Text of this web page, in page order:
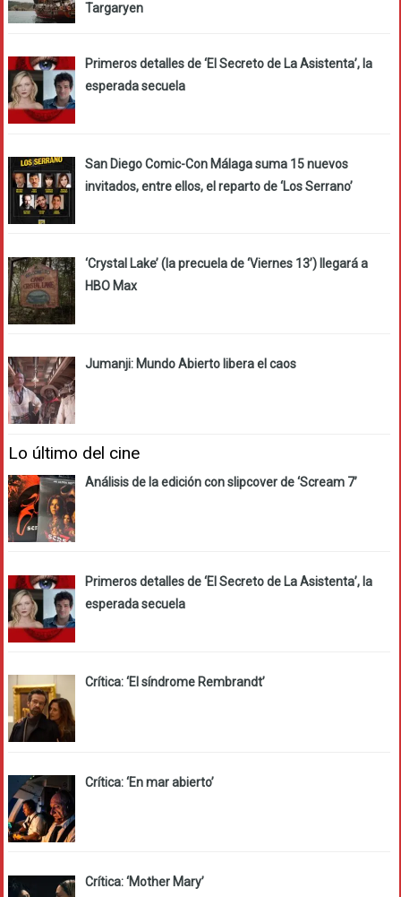
Targaryen
Primeros detalles de ‘El Secreto de La Asistenta’, la
esperada secuela
San Diego Comic-Con Málaga suma 15 nuevos
invitados, entre ellos, el reparto de ‘Los Serrano’
‘Crystal Lake’ (la precuela de ‘Viernes 13’) llegará a
HBO Max
Jumanji: Mundo Abierto libera el caos
Lo último del cine
Análisis de la edición con slipcover de ‘Scream 7’
Primeros detalles de ‘El Secreto de La Asistenta’, la
esperada secuela
Crítica: ‘El síndrome Rembrandt’
Crítica: ‘En mar abierto’
Crítica: ‘Mother Mary’